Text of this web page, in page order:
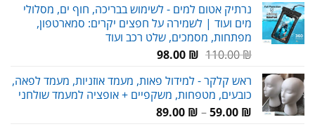
היה:
80.00 ₪.
הוא:
59.00 ₪.
נרתיק אטום למים - לשימוש בבריכה, חוף ים, מסלולי
מים ועוד | לשמירה על חפצים יקרים: סמארטפון,
מפתחות, מסמכים, שלט רכב ועוד
110.00₪
המחיר
היה:
110.00 ₪.
98.00 ₪
המחיר
הוא:
98.00 ₪.
ראש קלקר - למידול פאות, מעמד אוזניות, מעמד לפאה,
כובעים, מטפחות, משקפיים + אופציה למעמד שולחני
59.00 ₪
–
89.00 ₪
טווח